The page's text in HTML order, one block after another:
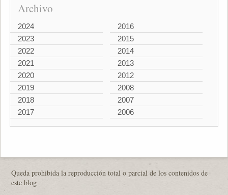
Archivo
2024
2023
2022
2021
2020
2019
2018
2017
2016
2015
2014
2013
2012
2008
2007
2006
Queda prohibida la reproducción total o parcial de los contenidos de
este blog